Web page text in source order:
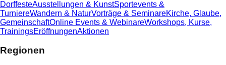
DorffesteAusstellungen & KunstSportevents &
TurniereWandern & NaturVorträge & SeminareKirche, Glaube,
GemeinschaftOnline Events & WebinareWorkshops, Kurse,
TrainingsEröffnungenAktionen
Regionen